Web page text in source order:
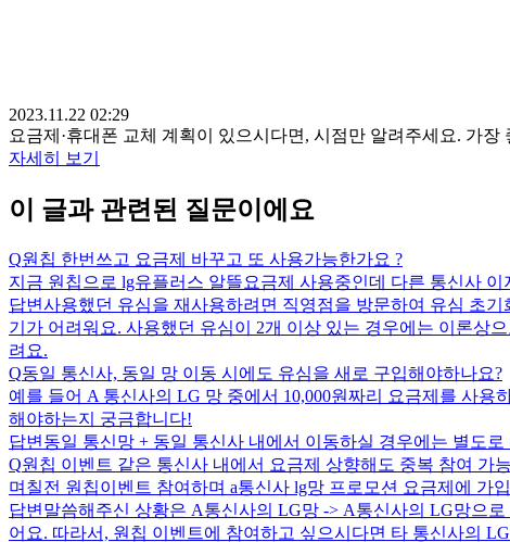
2023.11.22 02:29
요금제·휴대폰 교체 계획이 있으시다면, 시점만 알려주세요. 가장
자세히 보기
이 글과 관련된 질문이에요
Q원칩 한번쓰고 요금제 바꾸고 또 사용가능한가요 ?
지금 원칩으로 lg유플러스 알뜰요금제 사용중인데 다른 통신사
답변사용했던 유심을 재사용하려면 직영점을 방문하여 유심 초
기가 어려워요. 사용했던 유심이 2개 이상 있는 경우에는 이론상
려요.
Q동일 통신사, 동일 망 이동 시에도 유심을 새로 구입해야하나요?
예를 들어 A 통신사의 LG 망 중에서 10,000원짜리 요금제를 사
해야하는지 궁금합니다!
답변 동일 통신망 + 동일 통신사 내에서 이동하실 경우에는 별도
Q원칩 이벤트 같은 통신사 내에서 요금제 상향해도 중복 참여 가
며칠전 원칩이벤트 참여하며 a통신사 lg망 프로모션 요금제에 가
답변 말씀해주신 상황은 A통신사의 LG망 -> A통신사의 LG망으
어요. 따라서, 원칩 이벤트에 참여하고 싶으시다면 타 통신사의